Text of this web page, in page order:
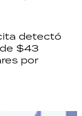
detectó
$43
por